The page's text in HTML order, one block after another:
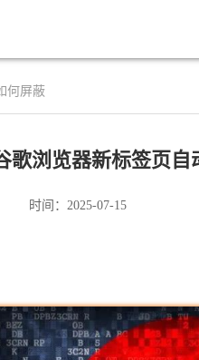
何屏蔽
歌浏览器新标签页自
时间：2025-07-15